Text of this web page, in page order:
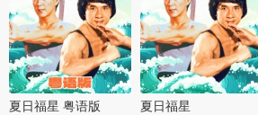
夏日福星 粤语版 夏日福星